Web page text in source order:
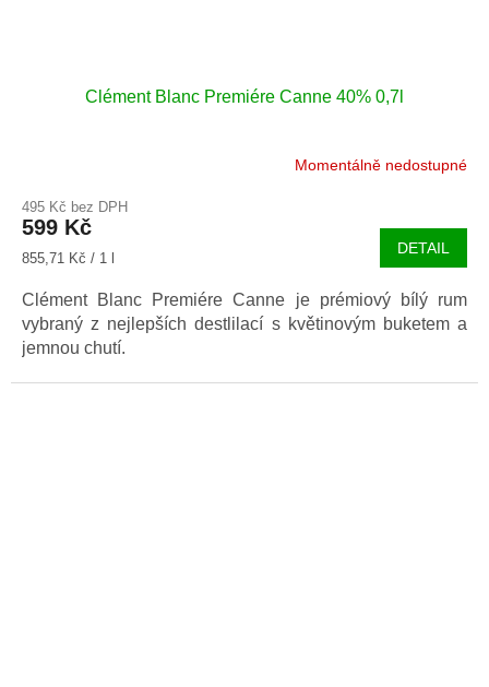
Clément Blanc Premiére Canne 40% 0,7l
Momentálně nedostupné
495 Kč bez DPH
599 Kč
Měrná
855,71 Kč / 1 l
DETAIL
Clément Blanc Premiére Canne je prémiový bílý rum
vybraný z nejlepších destlilací s květinovým buketem a
jemnou chutí.